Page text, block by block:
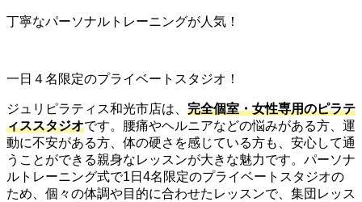
丁寧なパーソナルトレーニングが人気！
一日４名限定のプライベートスタジオ！
ジュリピラティス和光市店は、 完全個室・女性専用のピラテ
ィススタジオです。腰痛やヘルニアなどの悩みがある方、運
動に不安がある方、体の硬さを感じている方も、安心して通
うことができる親身なレッスンが大きな魅力です。パーソナ
ルトレーニング式で1日4名限定のプライベートスタジオの
ため、個々の体調や目的に合わせたレッスンで、集団レッス